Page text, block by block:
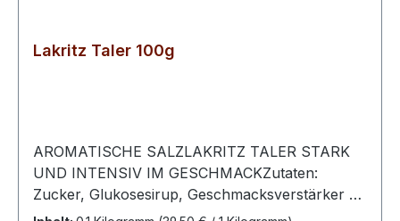
Lakritz Taler 100g
AROMATISCHE SALZLAKRITZ TALER STARK
UND INTENSIV IM GESCHMACKZutaten:
Zucker, Glukosesirup, Geschmacksverstärker E
508, Säuerungsmittel E 332, Kochsalz, Süßholz,